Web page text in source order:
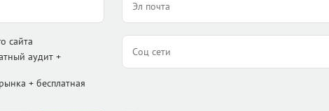
сайта
аудит +
+ бесплатная